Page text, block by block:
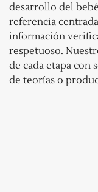
desarrollo del
referencia
información
respetuoso.
de cada etapa con
de teorías o